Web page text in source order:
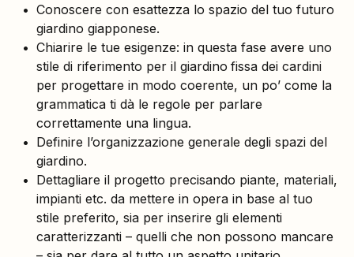
Conoscere con esattezza lo spazio del tuo futuro
giardino giapponese.
Chiarire le tue esigenze: in questa fase avere uno
stile di riferimento per il giardino fissa dei cardini
per progettare in modo coerente, un po’ come la
grammatica ti dà le regole per parlare
correttamente una lingua.
Definire l’organizzazione generale degli spazi del
giardino.
Dettagliare il progetto precisando piante, materiali,
impianti etc. da mettere in opera in base al tuo
stile preferito, sia per inserire gli elementi
caratterizzanti – quelli che non possono mancare